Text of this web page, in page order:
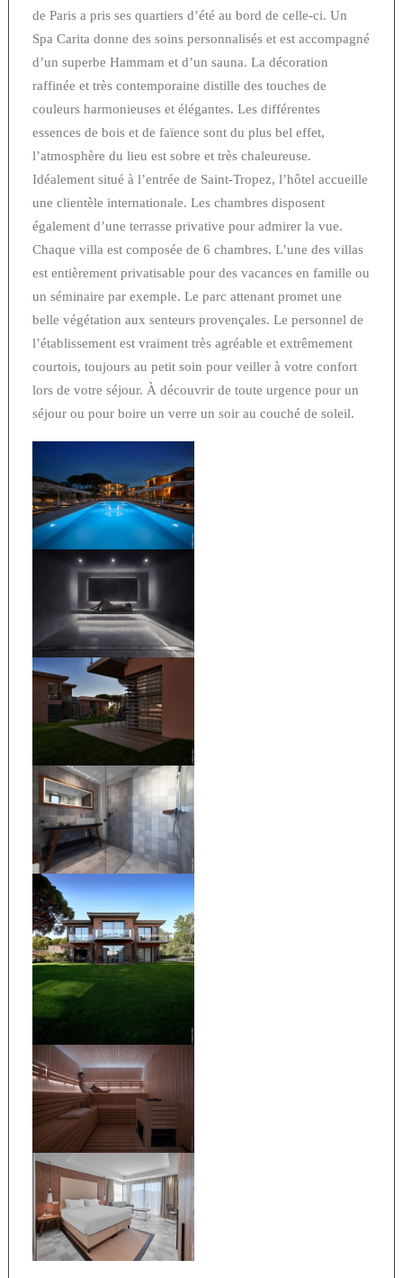
de Paris a pris ses quartiers d’été au bord de celle-ci. Un
Spa Carita donne des soins personnalisés et est accompagné
d’un superbe Hammam et d’un sauna. La décoration
raffinée et très contemporaine distille des touches de
couleurs harmonieuses et élégantes. Les différentes
essences de bois et de faïence sont du plus bel effet,
l’atmosphère du lieu est sobre et très chaleureuse.
Idéalement situé à l’entrée de Saint-Tropez, l’hôtel accueille
une clientèle internationale. Les chambres disposent
également d’une terrasse privative pour admirer la vue.
Chaque villa est composée de 6 chambres. L’une des villas
est entièrement privatisable pour des vacances en famille ou
un séminaire par exemple. Le parc attenant promet une
belle végétation aux senteurs provençales. Le personnel de
l’établissement est vraiment très agréable et extrêmement
courtois, toujours au petit soin pour veiller à votre confort
lors de votre séjour. À découvrir de toute urgence pour un
séjour ou pour boire un verre un soir au couché de soleil.